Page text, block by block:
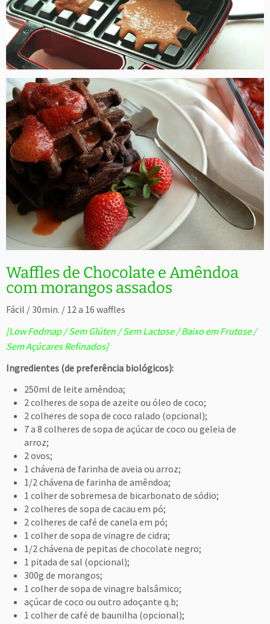
Waffles de Chocolate e Amêndoa
com morangos assados
Fácil / 30min. / 12 a 16 waffles
[Low Fodmap / Sem Glúten / Sem Lactose / Baixo em Frutose /
Sem Açúcares Refinados]
Ingredientes (de preferência biológicos):
250ml de leite amêndoa;
2 colheres de sopa de azeite ou óleo de coco;
2 colheres de sopa de coco ralado (opcional);
7 a 8 colheres de sopa de açúcar de coco ou geleia de
arroz;
2 ovos;
1 chávena de farinha de aveia ou arroz;
1/2 chávena de farinha de amêndoa;
1 colher de sobremesa de bicarbonato de sódio;
2 colheres de sopa de cacau em pó;
2 colheres de café de canela em pó;
1 colher de sopa de vinagre de cidra;
1/2 chávena de pepitas de chocolate negro;
1 pitada de sal (opcional);
300g de morangos;
1 colher de sopa de vinagre balsâmico;
açúcar de coco ou outro adoçante q.b;
1 colher de café de baunilha (opcional);